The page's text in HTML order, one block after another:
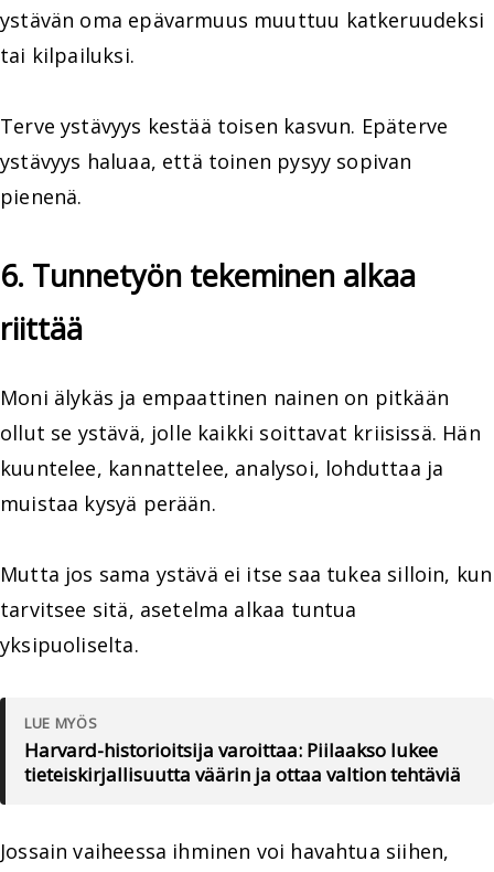
ystävän oma epävarmuus muuttuu katkeruudeksi
tai kilpailuksi.
Terve ystävyys kestää toisen kasvun. Epäterve
ystävyys haluaa, että toinen pysyy sopivan
pienenä.
6. Tunnetyön tekeminen alkaa
riittää
Moni älykäs ja empaattinen nainen on pitkään
ollut se ystävä, jolle kaikki soittavat kriisissä. Hän
kuuntelee, kannattelee, analysoi, lohduttaa ja
muistaa kysyä perään.
Mutta jos sama ystävä ei itse saa tukea silloin, kun
tarvitsee sitä, asetelma alkaa tuntua
yksipuoliselta.
LUE MYÖS
Harvard-historioitsija varoittaa: Piilaakso lukee
tieteiskirjallisuutta väärin ja ottaa valtion tehtäviä
Jossain vaiheessa ihminen voi havahtua siihen,